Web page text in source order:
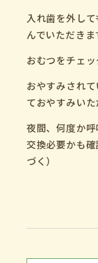
入れ歯を外し
んでいただきま
おむつをチェッ
おやすみされ
ておやすみいた
夜間、何度か呼
交換必要かも
づく）